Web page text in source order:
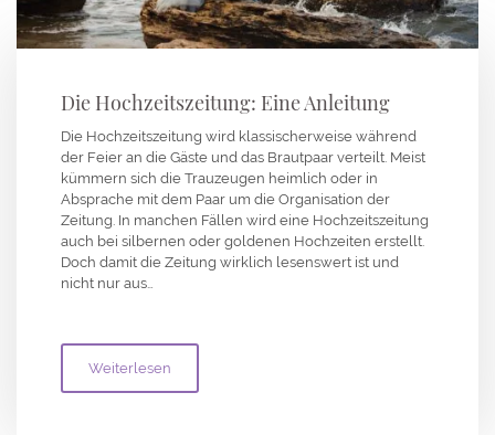
Die Hochzeitszeitung: Eine Anleitung
Die Hochzeitszeitung wird klassischerweise während
der Feier an die Gäste und das Brautpaar verteilt. Meist
kümmern sich die Trauzeugen heimlich oder in
Absprache mit dem Paar um die Organisation der
Zeitung. In manchen Fällen wird eine Hochzeitszeitung
auch bei silbernen oder goldenen Hochzeiten erstellt.
Doch damit die Zeitung wirklich lesenswert ist und
nicht nur aus…
Weiterlesen